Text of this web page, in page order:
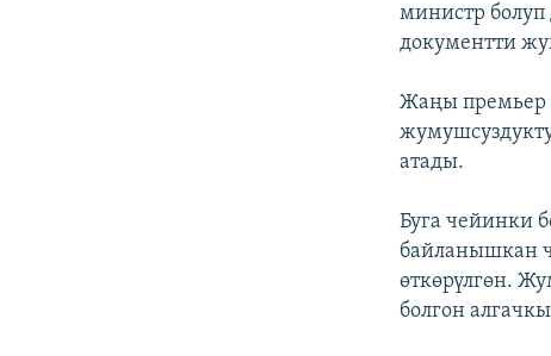
министр
документти
Жаңы премьер
атады.
Буга чейинки
байланышкан
өткөрүлгөн.
болгон